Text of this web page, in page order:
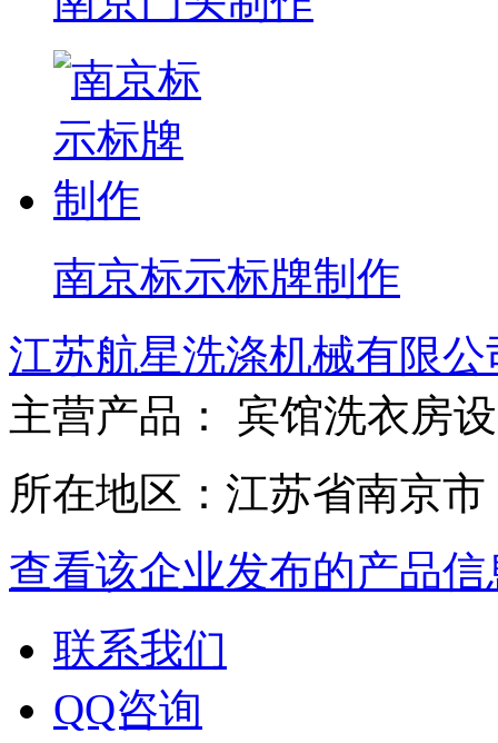
南京标示标牌制作
江苏航星洗涤机械有限
主营产品： 宾馆洗衣房
所在地区：江苏省南京市
查看该企业发布的产品信
联系我们
QQ咨询